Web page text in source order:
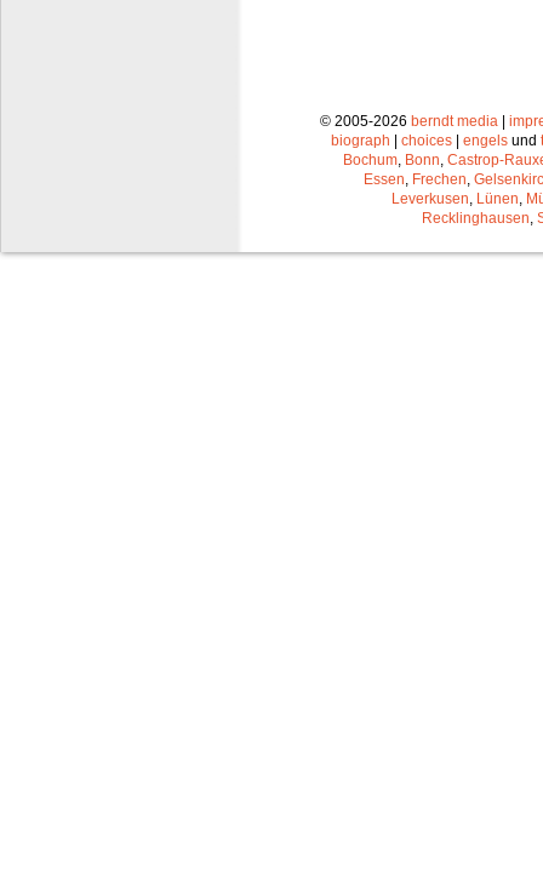
© 2005-2026 berndt media |
biograph | choices | engels und
Bochum Bonn Castrop-
Essen Frechen
Leverkusen Lünen
Recklinghausen